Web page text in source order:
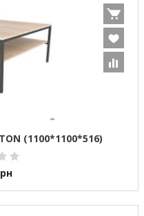
(1100*1100*516)